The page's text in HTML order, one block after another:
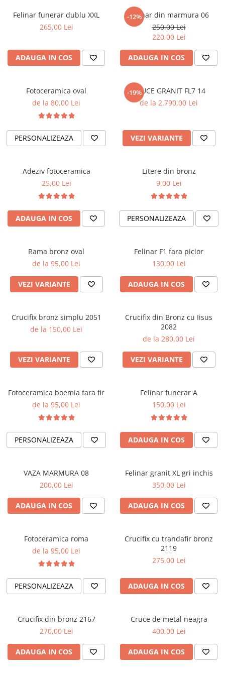
Placa memoriala
Placute ABS personalizate
marmura
Felinar funerar dublu XXL
265,00 Lei
ADAUGA IN COS
-12%
Felinar din marmura 06
250,00 Lei
220,00 Lei
ADAUGA IN COS
Fotoceramica oval
de la 80,00 Lei
PERSONALIZEAZA
-19%
CRUCE GRANIT FL7 14
de la 2.790,00 Lei
VEZI VARIANTE
Adeziv fotoceramica
25,00 Lei
ADAUGA IN COS
Litere din bronz
9,00 Lei
PERSONALIZEAZA
Rama bronz oval
de la 95,00 Lei
VEZI VARIANTE
Felinar F1 fara picior
130,00 Lei
ADAUGA IN COS
Crucifix bronz simplu 2051
de la 150,00 Lei
VEZI VARIANTE
Crucifix din Bronz cu Iisus
2082
de la 280,00 Lei
VEZI VARIANTE
Fotoceramica boemia fara fir
de la 95,00 Lei
PERSONALIZEAZA
Felinar funerar A
150,00 Lei
ADAUGA IN COS
VAZA MARMURA 08
200,00 Lei
ADAUGA IN COS
Felinar granit XL gri inchis
350,00 Lei
ADAUGA IN COS
Fotoceramica roma
de la 95,00 Lei
PERSONALIZEAZA
Crucifix cu trandafir bronz
2119
275,00 Lei
ADAUGA IN COS
Crucifix din bronz 2167
270,00 Lei
ADAUGA IN COS
Cruce de metal neagra
400,00 Lei
ADAUGA IN COS